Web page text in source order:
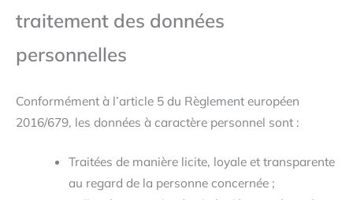
traitement des données
personnelles
Conformément à l’article 5 du Règlement européen
2016/679, les données à caractère personnel sont :
Traitées de manière licite, loyale et transparente
au regard de la personne concernée ;